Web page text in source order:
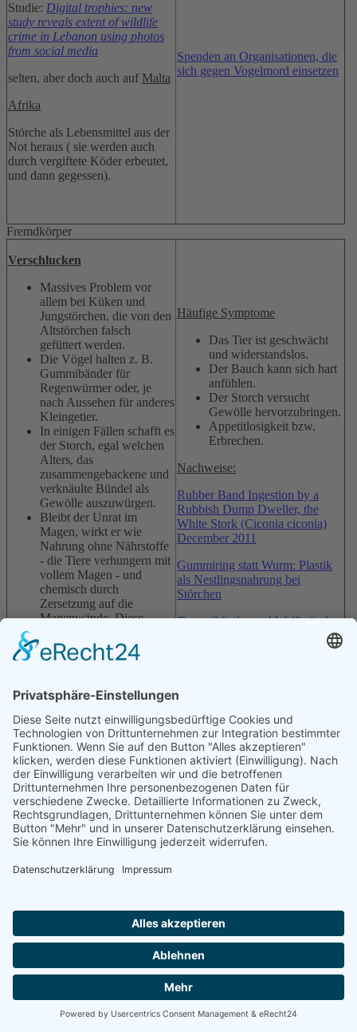
Studie: Digital trophies: new
study reveals extent of wildlife
crime in Lebanon using photos
from social media
selten, aber doch auch auf Malta
Afrika
Störche als Lebensmittel aus der
Not heraus ( sie werden auch
durch vergiftete Köder erbeutet,
und dann gegessen).
Spenden an Organisationen, die
sich gegen Vogelmord einsetzen
Fremdkörper
Verschlucken
Massives Problem vor
allem bei Küken und
Jungstörchen, die von den
Altstörchen falsch
gefüttert werden.
Die Vögel halten z. B.
Gummibänder für
Regenwürmer oder, je
nach Aussehen für anderes
Kleingetier.
In einigen Fällen schafft es
der Storch, egal welchen
Alters, das
zusammengebackene und
verknäulte Bündel als
Gewölle auszuwürgen.
Bleibt der Unrat im
Magen, wirkt er wie
Nahrung ohne Nährstoffe
- die Tiere verhungern mit
vollem Magen - und
chemisch durch
Zersetzung auf die
Magenwände. Diese
zersetzt.
Häufige Symptome
Das Tier ist geschwächt
und widerstandslos.
Der Bauch kann sich hart
anfühlen.
Der Storch versucht
Gewölle hervorzubringen.
Appetitlosigkeit bzw.
Erbrechen.
Nachweise:
Rubber Band Ingestion by a
Rubbish Dump Dweller, the
White Stork (Ciconia ciconia)
December 2011
Gummiring statt Wurm: Plastik
als Nestlingsnahrung bei
Störchen
Gummibänder und Weißstörche
Flyer_Gummibänder_f.pdf(0,0 Byte)
Quelle: u.a
Der Wildvogelpatient Statistische Untersuchungen zum
medizinischen, organisatorischen und finanziellen Aufwand für die
Versorgung von Wildvögeln Sonja Bergs
19.07.2026 07:45 Uhr
1. Sommerauswilderung 2026 am 18.07.2026
Am 18.07.2026 wurden 5 Störche (4x jung, 1x alt) ausgewildert.
Rettung für Janosch und sein Küken
Update: wieder ein Janoschkind bei uns zur Pflege